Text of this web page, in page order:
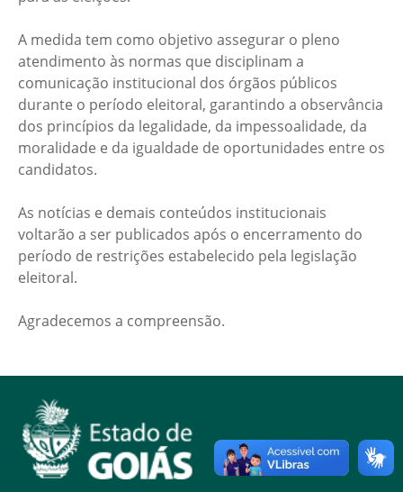
A medida tem como objetivo assegurar o pleno
atendimento às normas que disciplinam a
comunicação institucional dos órgãos públicos
durante o período eleitoral, garantindo a observância
dos princípios da legalidade, da impessoalidade, da
moralidade e da igualdade de oportunidades entre os
candidatos.
As notícias e demais conteúdos institucionais
voltarão a ser publicados após o encerramento do
período de restrições estabelecido pela legislação
eleitoral.
Agradecemos a compreensão.